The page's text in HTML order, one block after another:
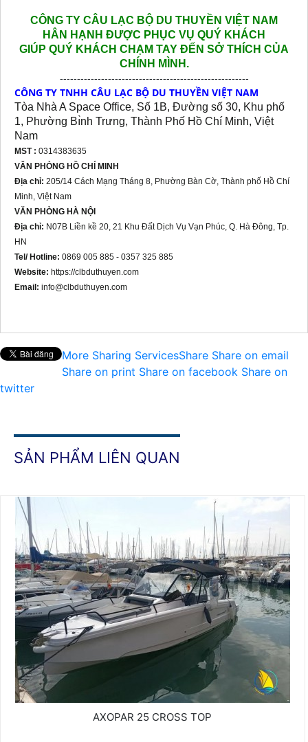
CÔNG TY CÂU LẠC BỘ DU THUYỀN VIỆT NAM
HÂN HẠNH ĐƯỢC PHỤC VỤ QUÝ KHÁCH
GIÚP QUÝ KHÁCH CHẠM TAY ĐẾN SỞ THÍCH CỦA
CHÍNH MÌNH.
-------------------------------------------------------
CÔNG TY TNHH CÂU LẠC BỘ DU THUYỀN VIỆT NAM
Tòa Nhà A Space Office, Số 1B, Đường số 30, Khu phố
1, Phường Bı̀nh Trưng, Thành Phố Hồ Chí Minh, Việt
Nam
MST : 0314383635
VĂN PHÒNG HỒ CHÍ MINH
Địa chỉ: 205/14 Cách Mạng Tháng 8, Phường Bàn Cờ, Thành phố Hồ Chí
Minh, Việt Nam
VĂN PHÒNG HÀ NỘI
Địa chỉ: N07B Liền kề 20, 21 Khu Đất Dịch Vụ Vạn Phúc, Q. Hà Đông, Tp.
HN
Tel/ Hotline: 0869 005 885 - 0357 325 885
Website: https://clbduthuyen.com
Email: info@clbduthuyen.com
More Sharing ServicesShare Share on email
Share on print Share on facebook Share on
twitter
SẢN PHẨM LIÊN QUAN
AXOPAR 25 CROSS TOP